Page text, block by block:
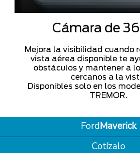
Cámara de
Mejora la visibilidad cuando
vista aérea disponible te
obstáculos y mantener a
cercanos a la
Disponibles solo en los
TREMOR.
FordMaverick
Cotízalo